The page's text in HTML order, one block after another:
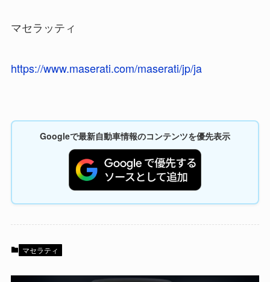
マセラッティ
https://www.maserati.com/maserati/jp/ja
Googleで最新自動車情報のコンテンツを優先表示
マセラティ